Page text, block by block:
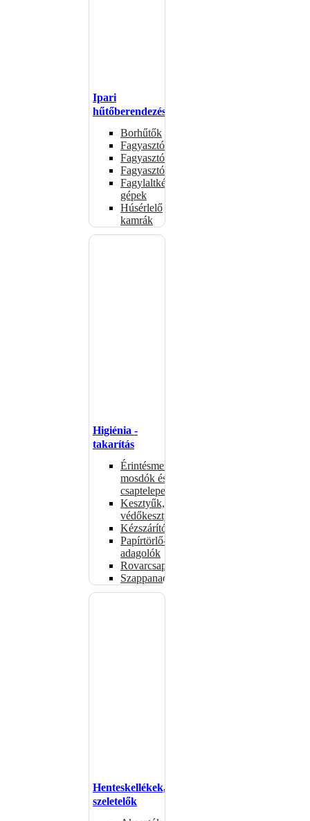
Ipari
hűtőberendezések
Borhűtők
Fagyasztóasztalok
Fagyasztóládák
Fagyasztószekrények
Fagylaltkészítő
gépek
Húsérlelő
kamrák
Higiénia -
takarítás
Érintésmentes
mosdók és
csaptelepek
Kesztyűk,
védőkesztyűk
Kézszárítók
Papírtörlő-
adagolók
Rovarcsapdák
Szappanadagolók
Henteskellékek,
szeletelők